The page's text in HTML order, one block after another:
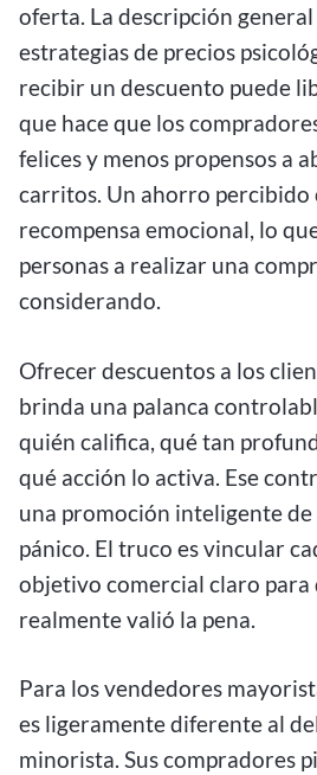
oferta. La descripción
estrategias de precios
recibir un descuento puede
que hace que los
felices y menos propensos a
carritos. Un ahorro percibido
recompensa emocional, lo
personas a realizar una
considerando.
Ofrecer descuentos a los
brinda una palanca
quién califica, qué tan
qué acción lo activa. Ese
una promoción inteligente de
pánico. El truco es vincular
objetivo comercial claro para
realmente valió la pena.
Para los vendedores
es ligeramente diferente al
minorista. Sus compradores